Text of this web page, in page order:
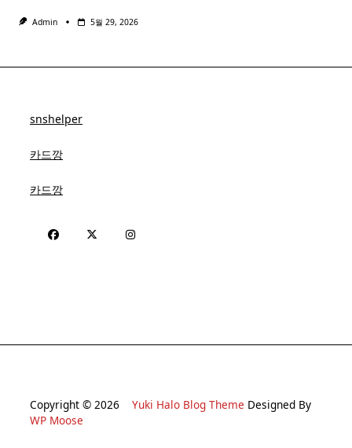
Admin 5월 29, 2026
snshelper
카드깡
카드깡
Copyright © 2026 Yuki Halo Blog Theme Designed By
WP Moose